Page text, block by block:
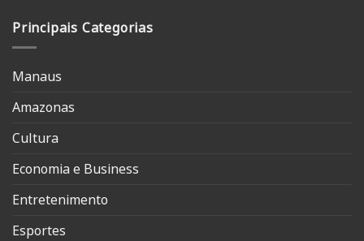
Principais Categorias
Manaus
Amazonas
Cultura
Economia e Business
Entretenimento
Esportes